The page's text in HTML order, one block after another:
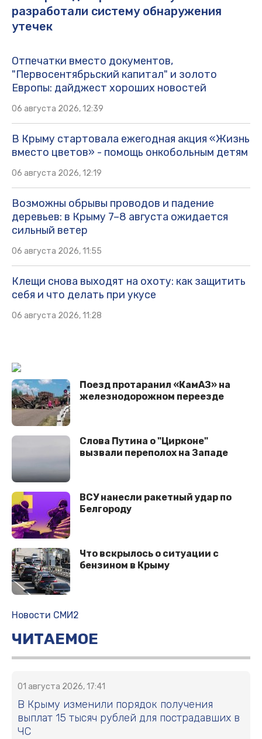
разработали систему обнаружения
утечек
Отпечатки вместо документов,
"Первосентябрьский капитал" и золото
Европы: дайджест хороших новостей
06 августа 2026, 12:39
В Крыму стартовала ежегодная акция «Жизнь
вместо цветов» - помощь онкобольным детям
06 августа 2026, 12:19
Возможны обрывы проводов и падение
деревьев: в Крыму 7–8 августа ожидается
сильный ветер
06 августа 2026, 11:55
Клещи снова выходят на охоту: как защитить
себя и что делать при укусе
06 августа 2026, 11:28
Поезд протаранил «КамАЗ» на
железнодорожном переезде
Cлова Путина о "Цирконе"
вызвали переполох на Западе
ВСУ нанесли ракетный удар по
Белгороду
Что вскрылось о ситуации с
бензином в Крыму
Новости СМИ2
ЧИТАЕМОЕ
01 августа 2026, 17:41
В Крыму изменили порядок получения
выплат 15 тысяч рублей для пострадавших в
ЧС